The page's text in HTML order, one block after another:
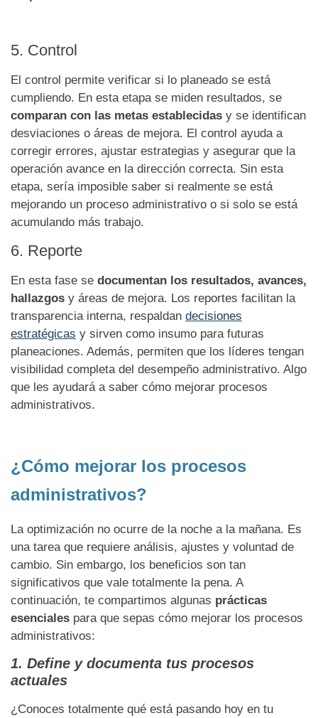
5. Control
El control permite verificar si lo planeado se está
cumpliendo. En esta etapa se miden resultados, se
comparan con las metas establecidas y se identifican
desviaciones o áreas de mejora. El control ayuda a
corregir errores, ajustar estrategias y asegurar que la
operación avance en la dirección correcta. Sin esta
etapa, sería imposible saber si realmente se está
mejorando un proceso administrativo o si solo se está
acumulando más trabajo.
6. Reporte
En esta fase se documentan los resultados, avances,
hallazgos y áreas de mejora. Los reportes facilitan la
transparencia interna, respaldan decisiones
estratégicas y sirven como insumo para futuras
planeaciones. Además, permiten que los líderes tengan
visibilidad completa del desempeño administrativo. Algo
que les ayudará a saber cómo mejorar procesos
administrativos.
¿Cómo mejorar los procesos
administrativos?
La optimización no ocurre de la noche a la mañana. Es
una tarea que requiere análisis, ajustes y voluntad de
cambio. Sin embargo, los beneficios son tan
significativos que vale totalmente la pena. A
continuación, te compartimos algunas prácticas
esenciales para que sepas cómo mejorar los procesos
administrativos:
1. Define y documenta tus procesos
actuales
¿Conoces totalmente qué está pasando hoy en tu